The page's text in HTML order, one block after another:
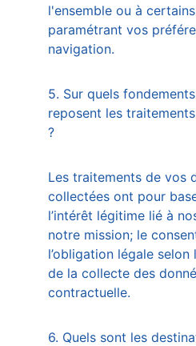
l'ensemble ou à
paramétrant vos
navigation.
5. Sur quels
reposent les
?
Les traitements de vos
collectées ont pour
l’intérêt légitime lié à
notre mission; le
l’obligation légale
de la collecte des
contractuelle.
6. Quels sont les